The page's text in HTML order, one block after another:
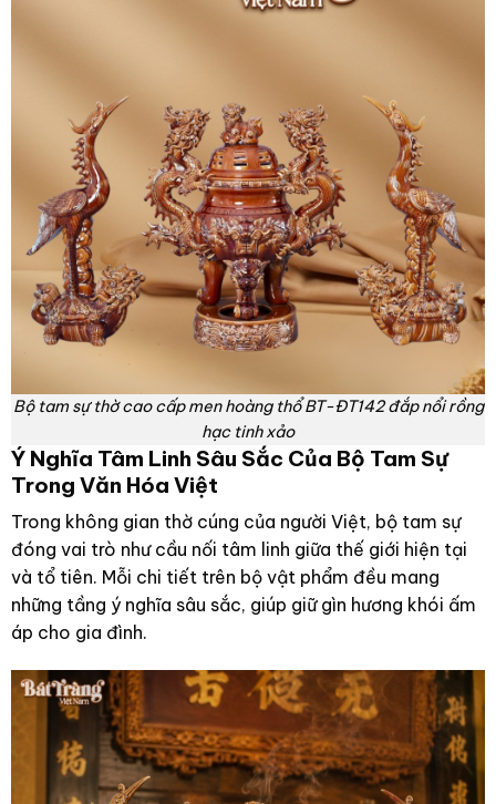
Bộ tam sự thờ cao cấp men hoàng thổ BT-ĐT142 đắp nổi rồng
hạc tinh xảo
Ý Nghĩa Tâm Linh Sâu Sắc Của Bộ Tam Sự
Trong Văn Hóa Việt
Trong không gian thờ cúng của người Việt, bộ tam sự
đóng vai trò như cầu nối tâm linh giữa thế giới hiện tại
và tổ tiên. Mỗi chi tiết trên bộ vật phẩm đều mang
những tầng ý nghĩa sâu sắc, giúp giữ gìn hương khói ấm
áp cho gia đình.